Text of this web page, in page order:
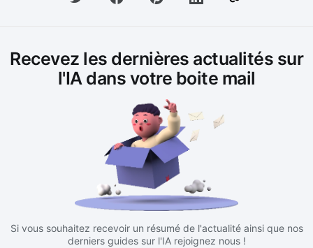
Recevez les dernières actualités sur
l'IA dans votre boite mail
Si vous souhaitez recevoir un résumé de l'actualité ainsi que nos
derniers guides sur l'IA rejoignez nous !